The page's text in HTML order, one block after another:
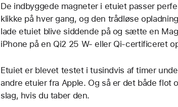
De indbyggede magneter i etuiet passer
klikke på hver gang, og den trådløse
lade etuiet blive siddende på og sætte en
iPhone på en Qi2 25 W‑ eller Qi-certificeret
Etuiet er blevet testet i tusindvis af timer
andre etuier fra Apple. Og så er det både flot
slag, hvis du taber den.